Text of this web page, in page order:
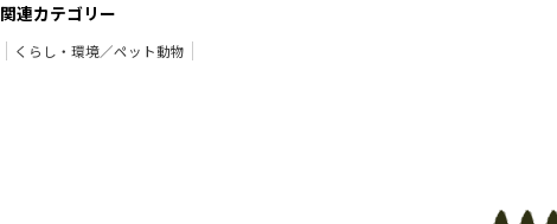
関連カテゴリー
くらし・環境／ペット動物